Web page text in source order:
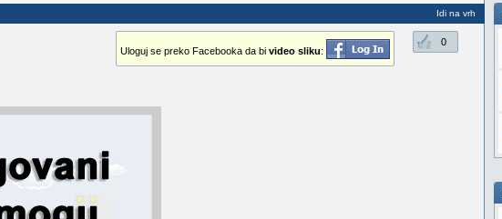
Idi na vrh
0
Uloguj se preko Facebooka da bi video sliku: